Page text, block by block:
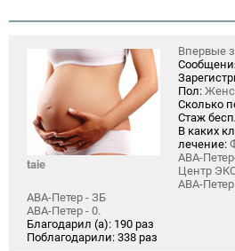
taie
Впервые
Пол:
Сколько
Стаж
В каких
лечение:
АВА-
Центр
АВА-Петер
АВА-Петер - ЗБ
АВА-Петер - 0.
Благодарил (а): 190 раз
Поблагодарили: 338 раз